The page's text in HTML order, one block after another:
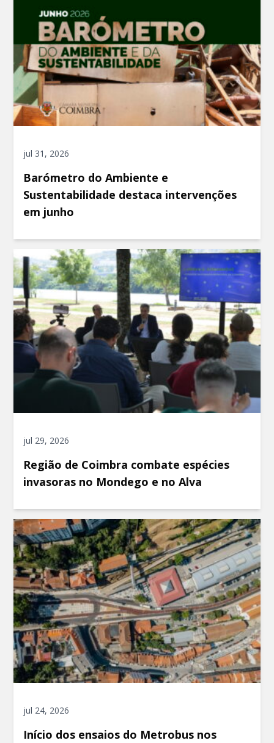
jul 31, 2026
Barómetro do Ambiente e
Sustentabilidade destaca intervenções
em junho
jul 29, 2026
Região de Coimbra combate espécies
invasoras no Mondego e no Alva
jul 24, 2026
Início dos ensaios do Metrobus nos